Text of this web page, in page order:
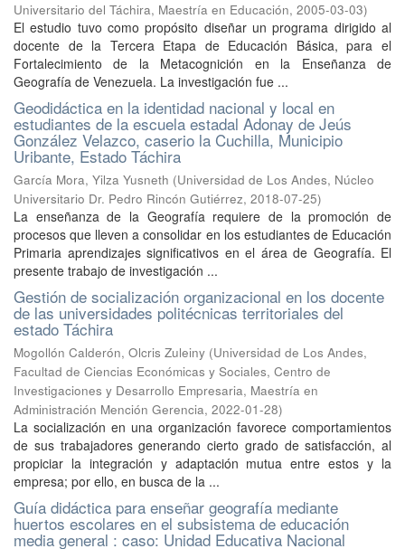
Universitario del Táchira, Maestría en Educación, 2005-03-03)
El estudio tuvo como propósito diseñar un programa dirigido al
docente de la Tercera Etapa de Educación Básica, para el
Fortalecimiento de la Metacognición en la Enseñanza de
Geografía de Venezuela. La investigación fue ...
Geodidáctica en la identidad nacional y local en
estudiantes de la escuela estadal Adonay de Jeús
González Velazco, caserio la Cuchilla, Municipio
Uribante, Estado Táchira
García Mora, Yilza Yusneth (Universidad de Los Andes, Núcleo
Universitario Dr. Pedro Rincón Gutiérrez, 2018-07-25)
La enseñanza de la Geografía requiere de la promoción de
procesos que lleven a consolidar en los estudiantes de Educación
Primaria aprendizajes significativos en el área de Geografía. El
presente trabajo de investigación ...
Gestión de socialización organizacional en los docente
de las universidades politécnicas territoriales del
estado Táchira
Mogollón Calderón, Olcris Zuleiny (Universidad de Los Andes,
Facultad de Ciencias Económicas y Sociales, Centro de
Investigaciones y Desarrollo Empresaria, Maestría en
Administración Mención Gerencia, 2022-01-28)
La socialización en una organización favorece comportamientos
de sus trabajadores generando cierto grado de satisfacción, al
propiciar la integración y adaptación mutua entre estos y la
empresa; por ello, en busca de la ...
Guía didáctica para enseñar geografía mediante
huertos escolares en el subsistema de educación
media general : caso: Unidad Educativa Nacional